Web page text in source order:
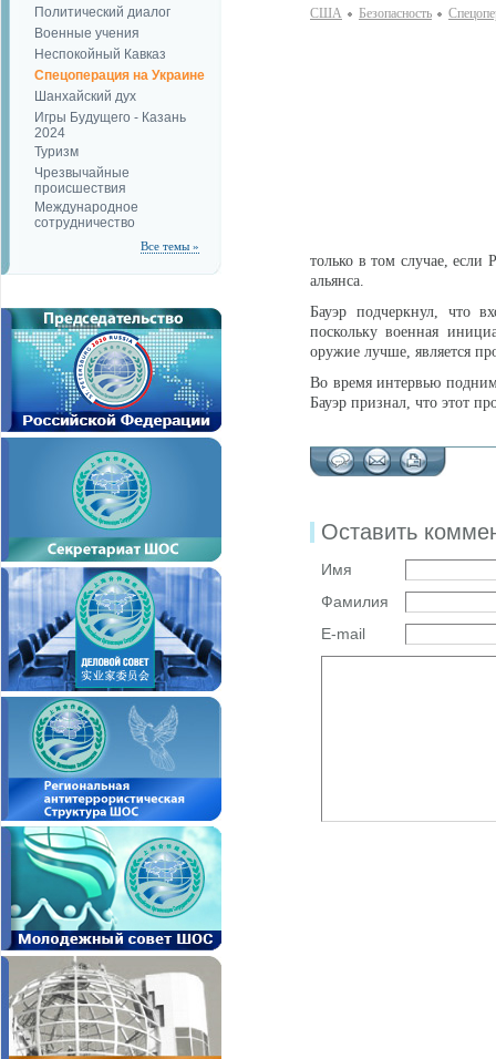
Политический диалог
Военные учения
Неспокойный Кавказ
Спецоперация на Украине
Шанхайский дух
Игры Будущего - Казань
2024
Туризм
Чрезвычайные
происшествия
Международное
сотрудничество
Все темы »
США Безопаcность
только в том случае,
альянса.
Бауэр подчеркнул, что
поскольку военная
оружие лучше, является
Во время интервью
Бауэр признал, что этот
Оставить
Имя
Фамилия
E-mail